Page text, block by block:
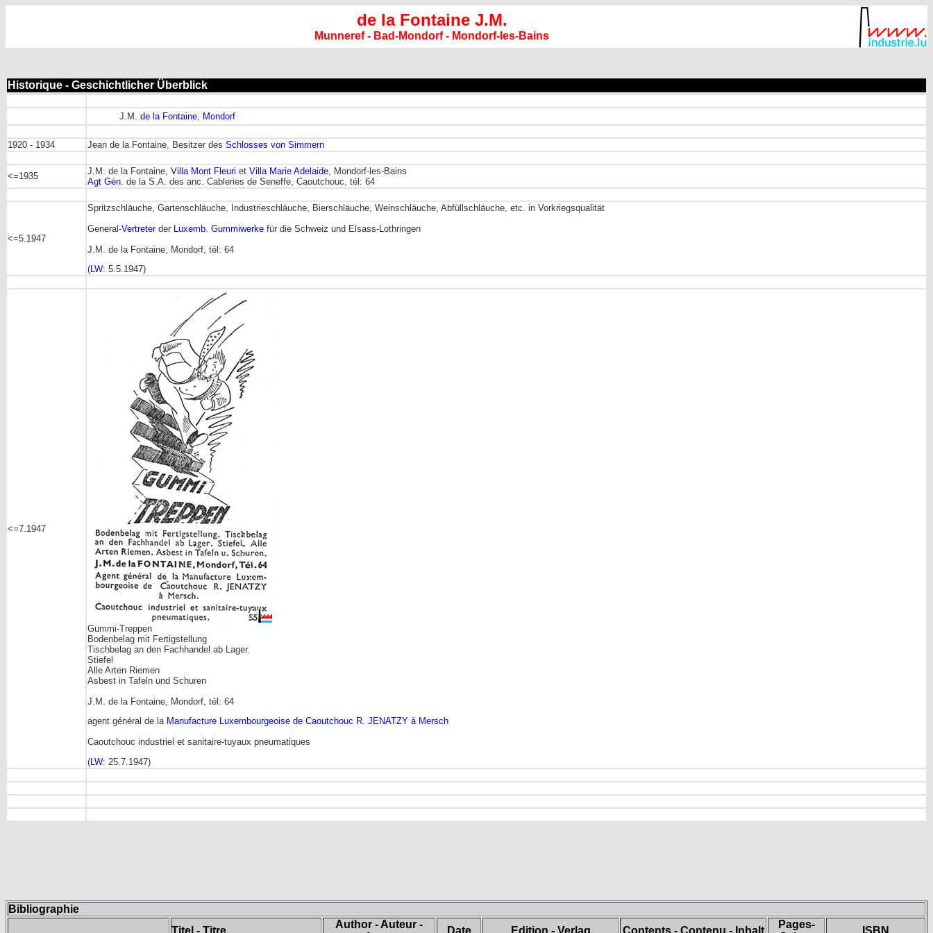
de la Fontaine J.M.
Munneref - Bad-Mondorf - Mondorf-les-Bains
Historique - Geschichtlicher Überblick
J.M. de la Fontaine, Mondorf
1920 - 1934 Jean de la Fontaine, Besitzer des Schlosses von Simmern
<=1935 J.M. de la Fontaine, Villa Mont Fleuri et Villa Marie Adelaide, Mondorf-les-Bains
Agt Gén. de la S.A. des anc. Cableries de Seneffe, Caoutchouc, tél: 64
<=5.1947
Spritzschläuche, Gartenschläuche, Industrieschläuche, Bierschläuche, Weinschläuche, Abfüllschläuche, etc. in Vorkriegsqualität
General-Vertreterder Luxemb. Gummiwerke für die Schweiz und Elsass-Lothringen
J.M. de la Fontaine, Mondorf, tél: 64
(LW: 5.5.1947)
<=7.1947
Gummi-Treppen
Bodenbelag mit Fertigstellung
Tischbelag an den Fachhandel ab Lager.
Stiefel
Alle Arten Riemen
Asbest in Tafeln und Schuren
J.M. de la Fontaine, Mondorf, tél: 64
agent général de la Manufacture Luxembourgeoise de Caoutchouc R. JENATZY à Mersch
Caoutchouc industriel et sanitaire-tuyaux pneumatiques
(LW: 25.7.1947)
Bibliographie
Author - Auteur -
Pages-